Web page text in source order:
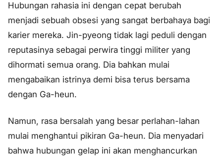
Hubungan rahasia ini dengan cepat berubah
menjadi sebuah obsesi yang sangat berbahaya bagi
karier mereka. Jin-pyeong tidak lagi peduli dengan
reputasinya sebagai perwira tinggi militer yang
dihormati semua orang. Dia bahkan mulai
mengabaikan istrinya demi bisa terus bersama
dengan Ga-heun.
Namun, rasa bersalah yang besar perlahan-lahan
mulai menghantui pikiran Ga-heun. Dia menyadari
bahwa hubungan gelap ini akan menghancurkan